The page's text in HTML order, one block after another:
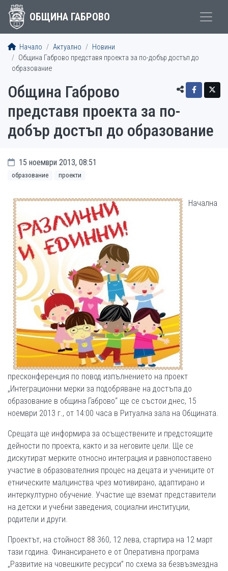
ОБЩИНА ГАБРОВО
Начало Актуално
Новини
Община Габрово представя проекта за по-добър достъп до
образование
Община Габрово
представя проекта за по-
добър достъп до образование
15 ноември 2013, 08:51
образование проекти
Начална
пресконференция по повод изпълнението на проект
„Интеграционни мерки за подобряване на достъпа до
образование в община Габрово“ ще се състои днес, 15
ноември 2013 г., от 14:00 часа в Ритуална зала на Общината.
Срещата ще информира за осъществените и предстоящите
дейности по проекта, както и за неговите цели. Ще се
дискутират мерките относно интеграция и равнопоставено
участие в образователния процес на децата и учениците от
етническите малцинства чрез мотивирано, адаптирано и
интеркултурно обучение. Участие ще вземат представители
на детски и учебни заведения, социални институции,
родители и други.
Проектът, на стойност 88 360, 12 лева, стартира на 12 март
тази година. Финансирането е от Оперативна програма
„Развитие на човешките ресурси” по схема за безвъзмездна